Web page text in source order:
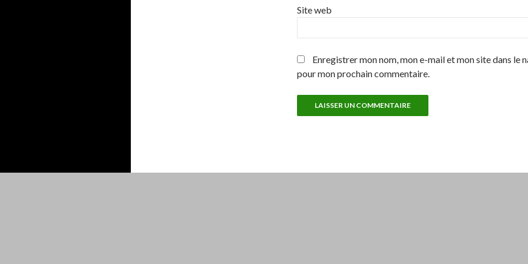
Site web
Enregistrer mon nom, mon e-mail et mon site dans le
pour mon prochain commentaire.